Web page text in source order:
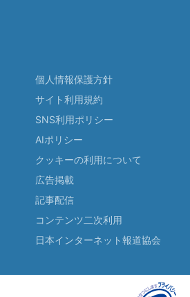
個人情報保護方針
サイト利用規約
SNS利用ポリシー
AIポリシー
クッキーの利用について
広告掲載
記事配信
コンテンツ二次利用
日本インターネット報道協会